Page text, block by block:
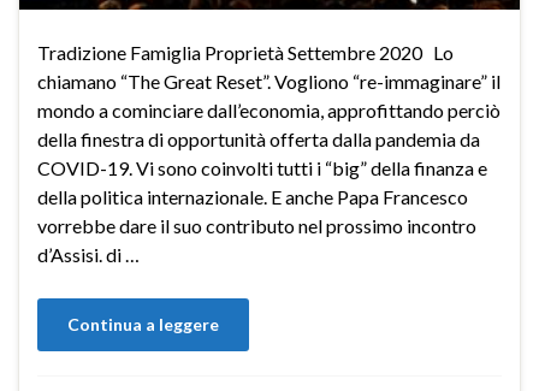
Tradizione Famiglia Proprietà Settembre 2020 Lo
chiamano “The Great Reset”. Vogliono “re-immaginare” il
mondo a cominciare dall’economia, approfittando perciò
della finestra di opportunità offerta dalla pandemia da
COVID-19. Vi sono coinvolti tutti i “big” della finanza e
della politica internazionale. E anche Papa Francesco
vorrebbe dare il suo contributo nel prossimo incontro
d’Assisi. di …
Continua a leggere